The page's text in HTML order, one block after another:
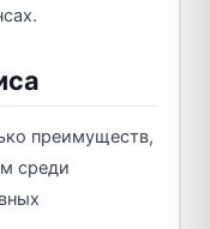
преимуществ,
среди